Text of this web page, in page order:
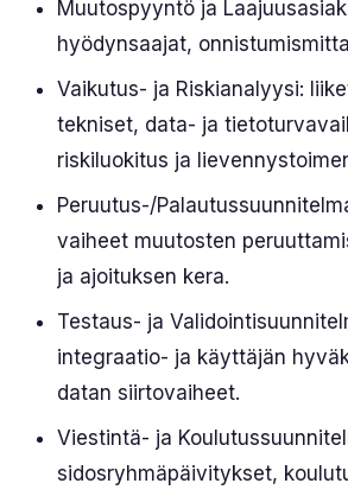
Muutospyyntö ja
hyödynsaajat,
Vaikutus- ja Riskianalyysi:
tekniset, data- ja
riskiluokitus ja
Peruutus-/
vaiheet muutosten
ja ajoituksen kera.
Testaus- ja
integraatio- ja käyttäjän
datan siirtovaiheet.
Viestintä- ja
sidosryhmäpäivitykset,